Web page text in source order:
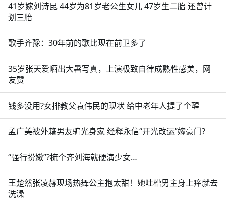
41岁嫁刘诗昆 44岁为81岁老公生女儿 47岁生二胎 还曾计
划三胎
歌手齐豫：30年前的歌比现在前卫多了
35岁张天爱晒出大暑写真，上演极致自律成熟性感美，网
友赞
钱多没用?女排教父袁伟民的现状 给中老年人提了个醒
孟广美被外籍男友骗光身家 经释永信“开光改运”嫁豪门?
“强行扮嫩”?梳个齐刘海就硬演少女…
王楚然张凌赫现场热舞公主抱太甜！她吐槽男主身上痒就去
洗澡